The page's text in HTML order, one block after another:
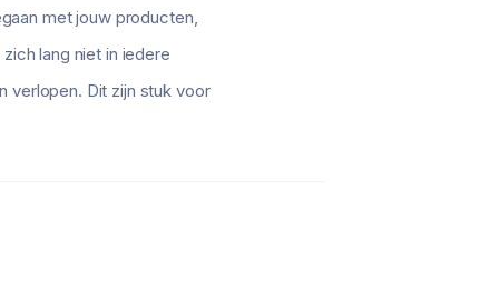
met jouw producten,
lang niet in iedere
verlopen. Dit zijn stuk voor